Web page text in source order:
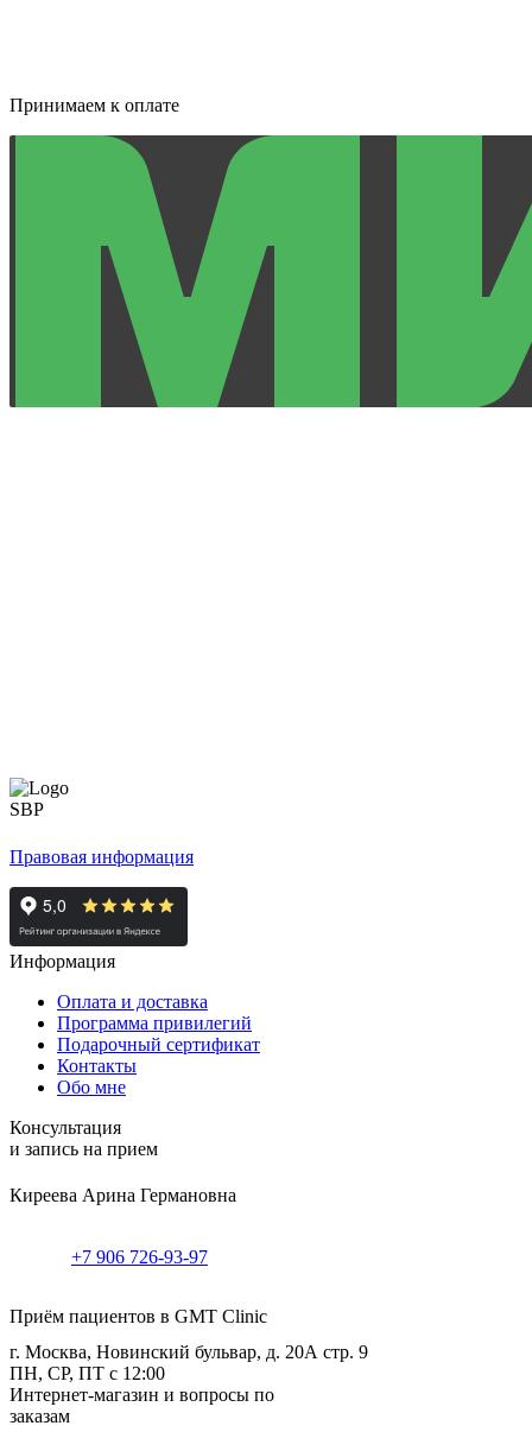
Принимаем к оплате
Правовая информация
Информация
Оплата и доставка
Программа привилегий
Подарочный сертификат
Контакты
Обо мне
Консультация
и запись на прием
Киреева Арина Германовна
+7 906 726-93-97
Приём пациентов в GMT Clinic
г. Москва, Новинский бульвар, д. 20А стр. 9
ПН, СР, ПТ с 12:00
Интернет-магазин и вопросы по
заказам